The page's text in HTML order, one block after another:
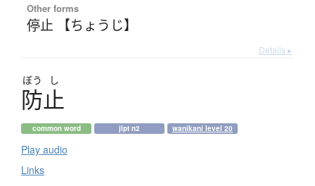
Other forms
停止 【ちょうじ】
Details ▸
ぼう し
防止
common word jlpt n2 wanikani level 20
Play audio
Links